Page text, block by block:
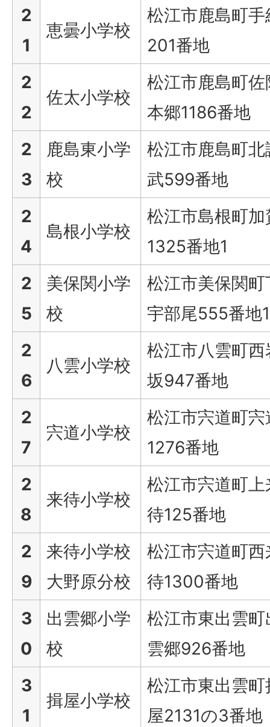
2
1
恵曇小学校
松江市鹿島町手
201番地
2
2
佐太小学校
松江市鹿島町佐
本郷1186番地
2
3
鹿島東小学
校
松江市鹿島町北
武599番地
2
4
島根小学校
松江市島根町加
1325番地1
2
5
美保関小学
校
松江市美保関町
宇部尾555番地1
2
6
八雲小学校
松江市八雲町西
坂947番地
2
7
宍道小学校
松江市宍道町宍
1276番地
2
8
来待小学校
松江市宍道町上
待125番地
2
9
来待小学校
大野原分校
松江市宍道町西
待1300番地
3
0
出雲郷小学
校
松江市東出雲町
雲郷926番地
3
1
揖屋小学校
松江市東出雲町
屋2131の3番地